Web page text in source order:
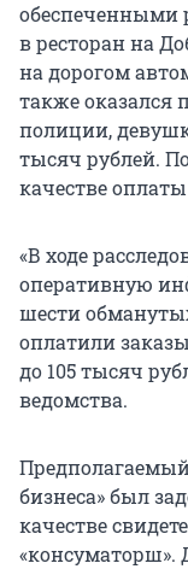
обеспеченными
в ресторан на
на дорогом
также оказался
полиции,
тысяч рублей.
качестве
«В ходе
оперативную
шести
оплатили
до 105 тысяч
ведомства.
Предполагаемый
бизнеса» был
качестве
«консуматорш».